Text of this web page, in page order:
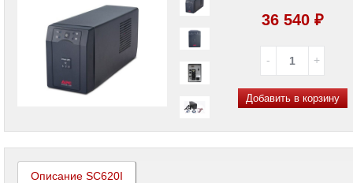
Мониторы
LCD
панели
Проекторы
Ноутбуки
Brand
Name
36 540 ₽
Добавить в корзину
Описание SC620I